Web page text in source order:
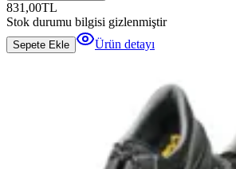
831,00TL
Stok durumu bilgisi gizlenmiştir
Sepete Ekle Ürün detayı